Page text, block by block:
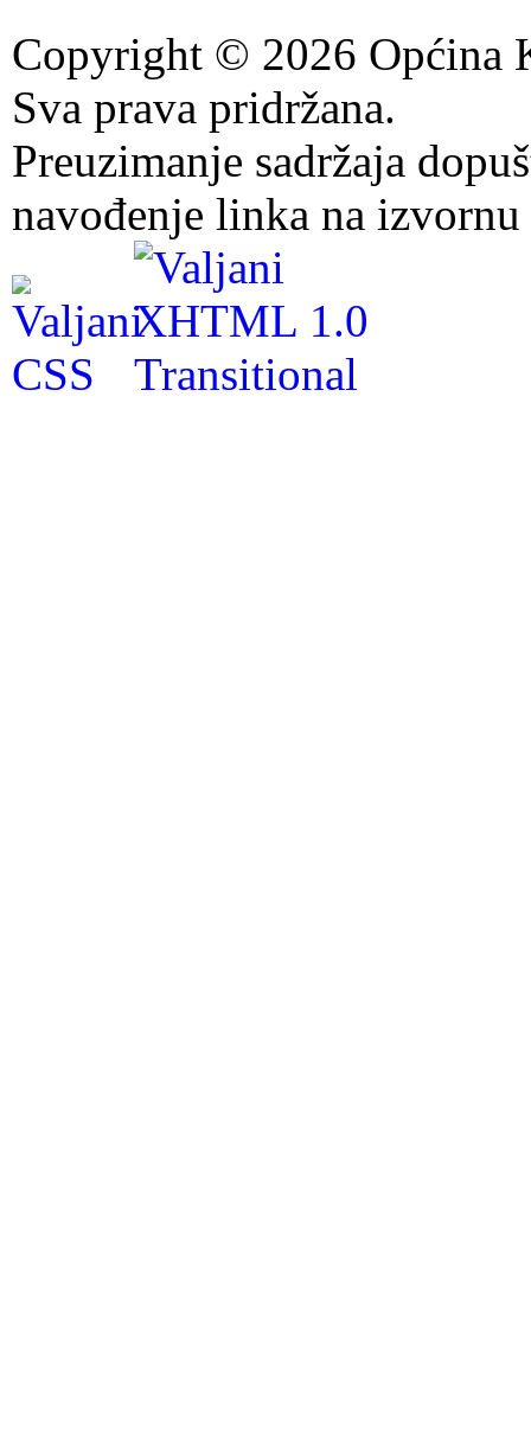
Copyright © 2026 Općina
Sva prava pridržana.
Preuzimanje sadržaja
navođenje linka na izvornu